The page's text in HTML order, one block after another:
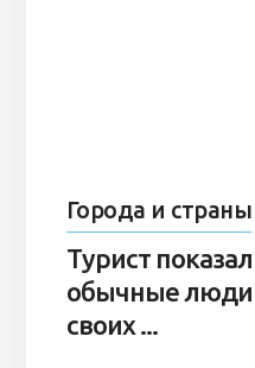
Города и страны
Турист
обычные люди
своих ...